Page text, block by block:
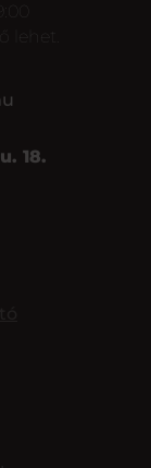
lehet.
18.